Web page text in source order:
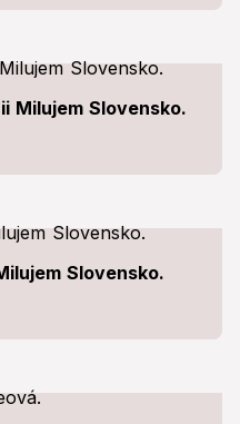
Milujem Slovensko.
Slovensko.